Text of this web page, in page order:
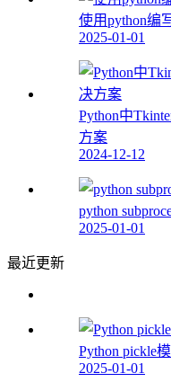
使用python编
2025-01-01
Python中
方案
2024-12-12
python
2025-01-01
最近更新
Python pickle
2025-01-01